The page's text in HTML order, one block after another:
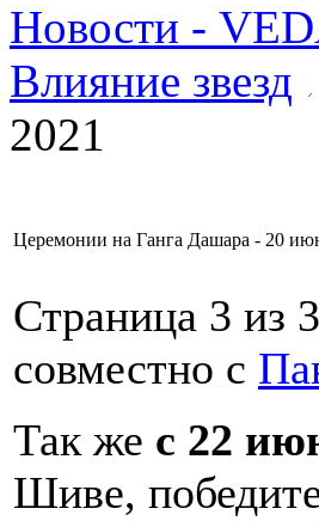
Новости -
Влияние звезд
2021
Церемонии на Ганга Дашара - 20
Страница 3 из 3
совместно с
Так же с 22
Шиве,